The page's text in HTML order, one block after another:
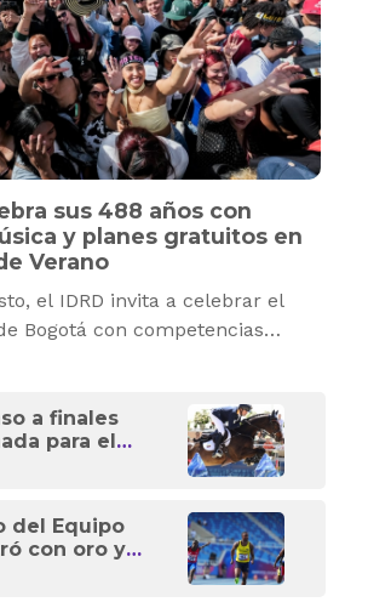
sus 488 años con
y planes gratuitos en
Verano
el IDRD invita a celebrar el
Bogotá con competencias
cultura y experiencias
a finales
para el
en los
del Equipo
con oro y
en